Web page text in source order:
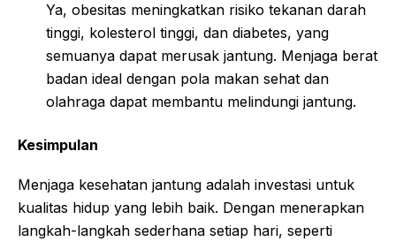
Ya, obesitas meningkatkan risiko tekanan darah
tinggi, kolesterol tinggi, dan diabetes, yang
semuanya dapat merusak jantung. Menjaga berat
badan ideal dengan pola makan sehat dan
olahraga dapat membantu melindungi jantung.
Kesimpulan
Menjaga kesehatan jantung adalah investasi untuk
kualitas hidup yang lebih baik. Dengan menerapkan
langkah-langkah sederhana setiap hari, seperti